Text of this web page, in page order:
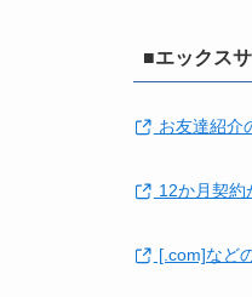
■エックス
お友達紹介
12か月契約
[.com]など